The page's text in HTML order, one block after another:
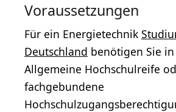
Voraussetzungen
Für ein Energietechnik
Deutschland benötigen Sie
Allgemeine Hochschulreife
fachgebundene